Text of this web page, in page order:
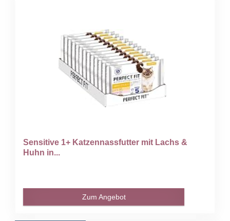
Sensitive 1+ Katzennassfutter mit Lachs &
Huhn in...
Zum Angebot